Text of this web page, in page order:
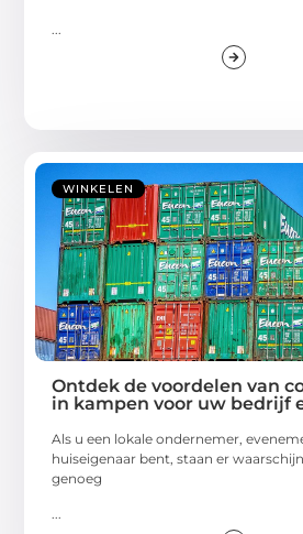
...
WINKELEN
Ontdek de voordelen van
in kampen voor uw bedrijf
Als u een lokale ondernemer,
huiseigenaar bent, staan er
genoeg
...